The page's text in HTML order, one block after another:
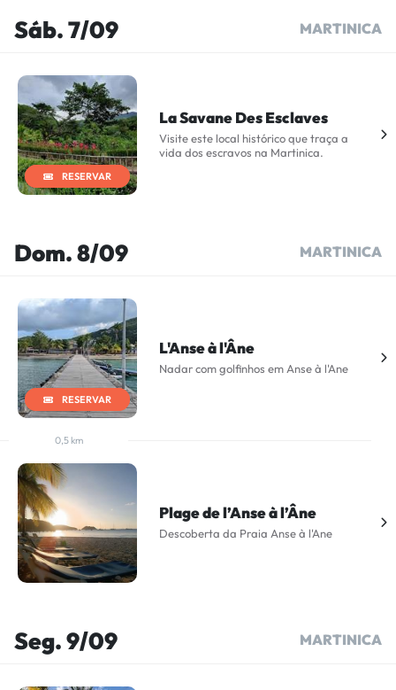
Sáb. 7/09 MARTINICA
RESERVAR
La Savane Des Esclaves
Visite este local histórico que traça a
vida dos escravos na Martinica.
Dom. 8/09 MARTINICA
RESERVAR
L'Anse à l'Âne
Nadar com golfinhos em Anse à l'Ane
0,5 km
Plage de l’Anse à l’Âne
Descoberta da Praia Anse à l'Ane
Seg. 9/09 MARTINICA